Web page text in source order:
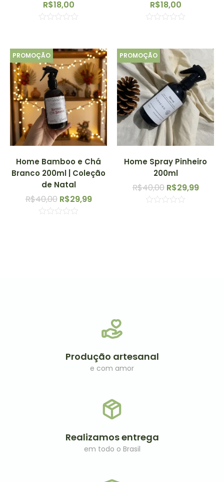
R$18,00
5
R$18,00
5
PROMOÇÃO
Home Bamboo e Chá
Branco 200ml | Coleção
de Natal
R$40,00 R$29,99
PROMOÇÃO
Home Spray Pinheiro
200ml
R$40,00 R$29,99
Produção artesanal
e com amor
Realizamos entrega
em todo o Brasil